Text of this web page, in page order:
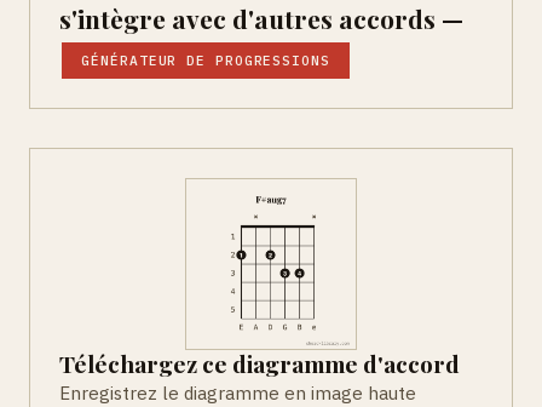
s'intègre avec d'autres accords —
GÉNÉRATEUR DE PROGRESSIONS
Téléchargez ce diagramme d'accord
Enregistrez le diagramme en image haute